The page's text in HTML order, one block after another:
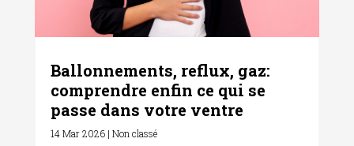
Ballonnements, reflux, gaz:
comprendre enfin ce qui se
passe dans votre ventre
14 Mar 2026| Non classé